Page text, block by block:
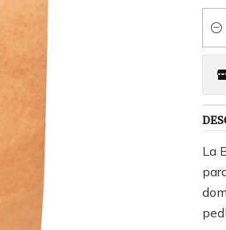
La